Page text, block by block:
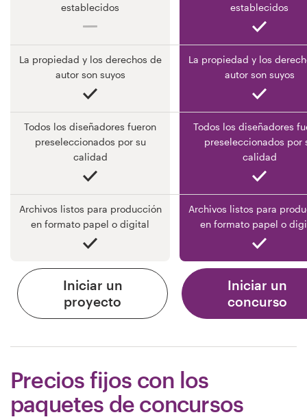
establecidos
establecidos
La propiedad y los derechos de
autor son suyos
La propiedad y los
autor son suyos
Todos los diseñadores fueron
preseleccionados por su
calidad
Todos los diseñadores
preseleccionados por
calidad
Archivos listos para producción
en formato papel o digital
Archivos listos para
en formato papel o
Iniciar un
proyecto
Iniciar un
concurso
Precios fijos con los
paquetes de concursos